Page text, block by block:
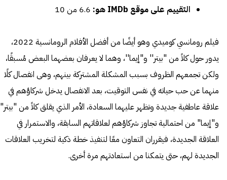
التقييم على موقع IMDb هو:
فيلم رومانسي كوميدي وهو أيضًا من أفضل الأفلام الرومانسية 2022،
يدور حول كلاً من "بيتر'' و"إيما''، وهما لا يعرفان بعضهما البعض مُسبقًا،
ولكن تجمعهم الظروف بسبب المشكلة المشتركة بينهم، وهى انفصال كلًا
منهما عن حب حياته في نفس التوقيت، بعد الانفصال يدخل شركاؤهم في
علاقة عاطفية جديدة وتظهر عليهما السعادة، الأمر الذي يقلق كلاً من "بيتر"
و"إيما" من احتمالية تجاوز شركاؤهم لعلاقاتهم السابقة، والاستمرار في
العلاقة الجديدة، فيقرران التعاون معًا لتنفيذ خطة ذكية لتخريب العلاقات
الجديدة لهم، حتى يتمكنا من استعادتهم مرة أخرى.